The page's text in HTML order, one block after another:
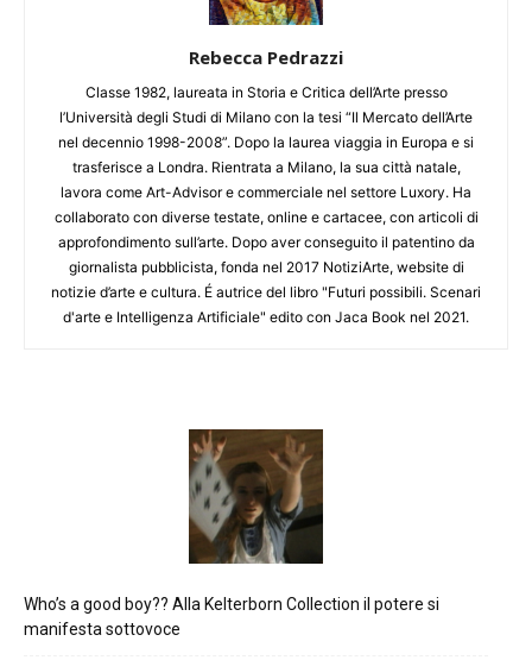
Rebecca Pedrazzi
Classe 1982, laureata in Storia e Critica dell’Arte presso
l’Università degli Studi di Milano con la tesi “Il Mercato dell’Arte
nel decennio 1998-2008”. Dopo la laurea viaggia in Europa e si
trasferisce a Londra. Rientrata a Milano, la sua città natale,
lavora come Art-Advisor e commerciale nel settore Luxory. Ha
collaborato con diverse testate, online e cartacee, con articoli di
approfondimento sull’arte. Dopo aver conseguito il patentino da
giornalista pubblicista, fonda nel 2017 NotiziArte, website di
notizie d’arte e cultura. É autrice del libro "Futuri possibili. Scenari
d'arte e Intelligenza Artificiale" edito con Jaca Book nel 2021.
Who’s a good boy?? Alla Kelterborn Collection il potere si
manifesta sottovoce